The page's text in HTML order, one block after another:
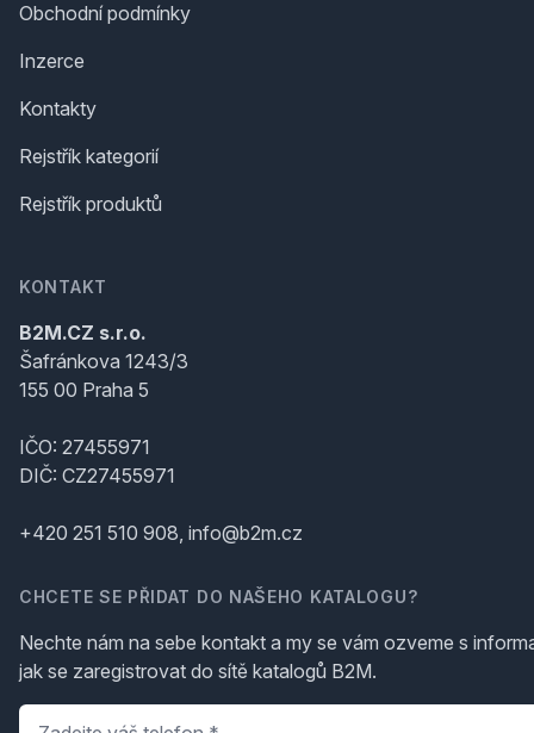
Obchodní podmínky
Inzerce
Kontakty
Rejstřík kategorií
Rejstřík produktů
KONTAKT
B2M.CZ s.r.o.
Šafránkova 1243/3
155 00 Praha 5
IČO: 27455971
DIČ: CZ27455971
+420 251 510 908, info@b2m.cz
CHCETE SE PŘIDAT DO NAŠEHO KATALOGU?
Nechte nám na sebe kontakt a my se vám ozveme s
jak se zaregistrovat do sítě katalogů B2M.
Telefon